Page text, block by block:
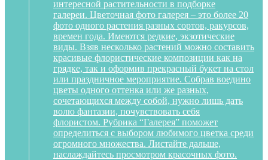
интересной растительности в подборке
галереи. Цветочная фото галерея – это более 20
фото одного растения разных сортов, ракурсов,
времен года. Имеются редкие, экзотические
виды. Взяв несколько растений можно составить
красивые флористические композиции как на
грядке, так и оформив прекрасный букет на стол
или праздничное мероприятие. Собрав воедино
цветы одного оттенка или же разных,
сочетающихся между собой, нужно лишь дать
волю фантазии, почувствовать себя
флористом. Рубрика “Галерея” поможет
определиться с выбором любимого цветка среди
огромного множества. Листайте дальше,
наслаждайтесь просмотром красочных фото.